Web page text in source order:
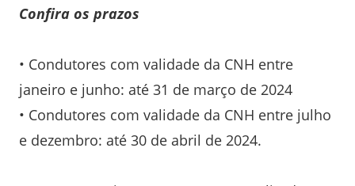
Confira os prazos
• Condutores com validade da CNH entre
janeiro e junho: até 31 de março de 2024
• Condutores com validade da CNH entre julho
e dezembro: até 30 de abril de 2024.